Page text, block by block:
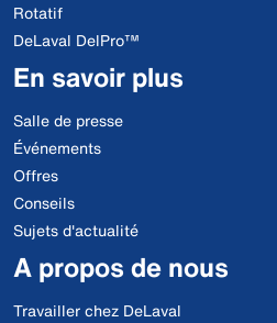
Rotatif
DeLaval DelPro™
En savoir plus
Salle de presse
Événements
Offres
Conseils
Sujets d'actualité
A propos de nous
Travailler chez DeLaval